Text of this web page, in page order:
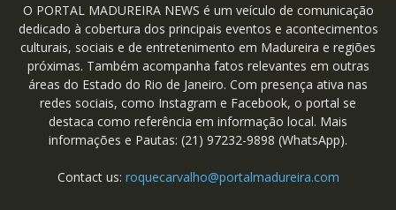
O PORTAL MADUREIRA NEWS é um veículo de comunicação
dedicado à cobertura dos principais eventos e acontecimentos
culturais, sociais e de entretenimento em Madureira e regiões
próximas. Também acompanha fatos relevantes em outras
áreas do Estado do Rio de Janeiro. Com presença ativa nas
redes sociais, como Instagram e Facebook, o portal se
destaca como referência em informação local. Mais
informações e Pautas: (21) 97232-9898 (WhatsApp).
Contact us: roquecarvalho@portalmadureira.com